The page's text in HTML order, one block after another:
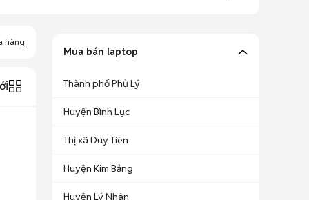
hàng
Mua bán laptop
Thành phố Phủ Lý
Huyện Bình Lục
Thị xã Duy Tiên
Huyện Kim Bảng
Huyện Lý Nhân